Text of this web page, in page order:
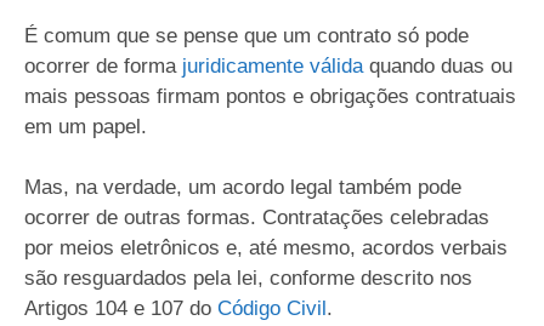
É comum que se pense que um contrato só pode
ocorrer de forma juridicamente válida quando duas ou
mais pessoas firmam pontos e obrigações contratuais
em um papel.
Mas, na verdade, um acordo legal também pode
ocorrer de outras formas. Contratações celebradas
por meios eletrônicos e, até mesmo, acordos verbais
são resguardados pela lei, conforme descrito nos
Artigos 104 e 107 do Código Civil.